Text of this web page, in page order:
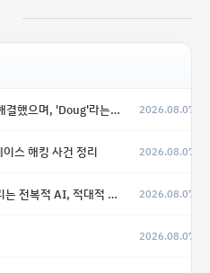
을 가진 훨씬 더 큰 모델을 활발히 개발 중 2026.08.07
스 해킹 사건 정리 2026.08.07
적대적 AI 둘 다 보게 될 것" 2026.08.07
2026.08.07